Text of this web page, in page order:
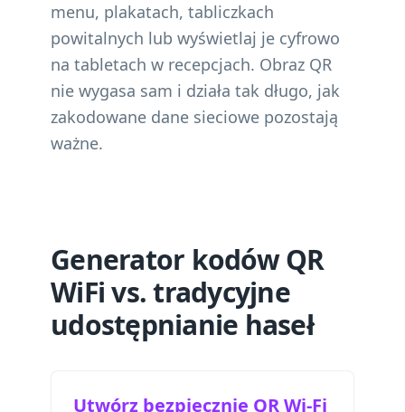
menu, plakatach, tabliczkach
powitalnych lub wyświetlaj je cyfrowo
na tabletach w recepcjach. Obraz QR
nie wygasa sam i działa tak długo, jak
zakodowane dane sieciowe pozostają
ważne.
Generator kodów QR
WiFi vs. tradycyjne
udostępnianie haseł
Utwórz bezpiecznie QR Wi-Fi